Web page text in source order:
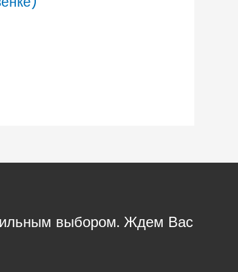
выбором. Ждем Вас